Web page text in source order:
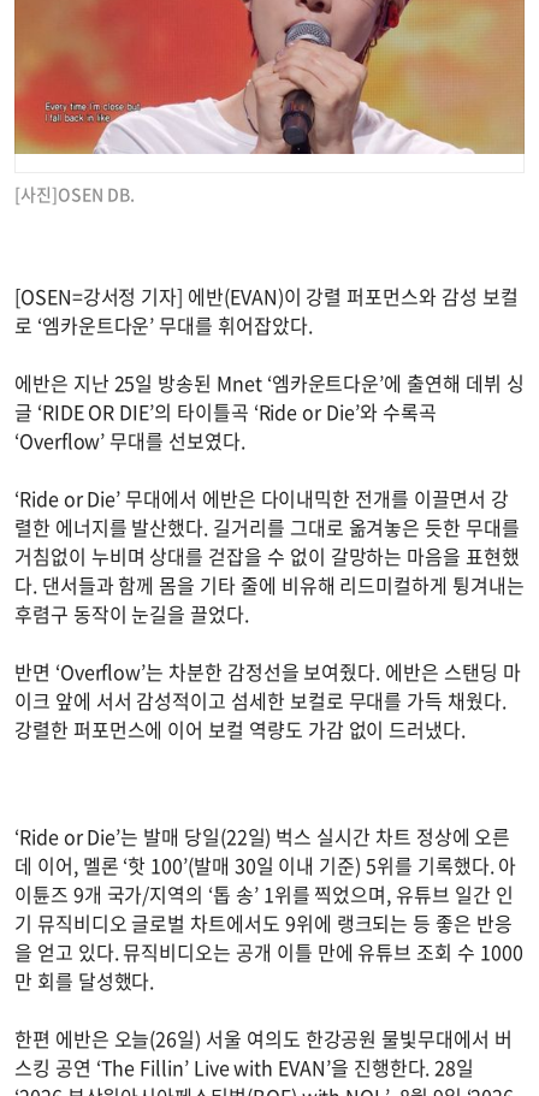
[사진]OSEN DB.
[OSEN=강서정 기자] 에반(EVAN)이 강렬 퍼포먼스와 감성 보컬
로 ‘엠카운트다운’ 무대를 휘어잡았다.
에반은 지난 25일 방송된 Mnet ‘엠카운트다운’에 출연해 데뷔 싱
글 ‘RIDE OR DIE’의 타이틀곡 ‘Ride or Die’와 수록곡
‘Overflow’ 무대를 선보였다.
‘Ride or Die’ 무대에서 에반은 다이내믹한 전개를 이끌면서 강
렬한 에너지를 발산했다. 길거리를 그대로 옮겨놓은 듯한 무대를
거침없이 누비며 상대를 걷잡을 수 없이 갈망하는 마음을 표현했
다. 댄서들과 함께 몸을 기타 줄에 비유해 리드미컬하게 튕겨내는
후렴구 동작이 눈길을 끌었다.
반면 ‘Overflow’는 차분한 감정선을 보여줬다. 에반은 스탠딩 마
이크 앞에 서서 감성적이고 섬세한 보컬로 무대를 가득 채웠다.
강렬한 퍼포먼스에 이어 보컬 역량도 가감 없이 드러냈다.
‘Ride or Die’는 발매 당일(22일) 벅스 실시간 차트 정상에 오른
데 이어, 멜론 ‘핫 100’(발매 30일 이내 기준) 5위를 기록했다. 아
이튠즈 9개 국가/지역의 ‘톱 송’ 1위를 찍었으며, 유튜브 일간 인
기 뮤직비디오 글로벌 차트에서도 9위에 랭크되는 등 좋은 반응
을 얻고 있다. 뮤직비디오는 공개 이틀 만에 유튜브 조회 수 1000
만 회를 달성했다.
한편 에반은 오늘(26일) 서울 여의도 한강공원 물빛무대에서 버
스킹 공연 ‘The Fillin’ Live with EVAN’을 진행한다. 28일